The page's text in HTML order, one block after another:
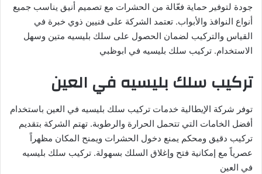
جودة لتوفير حماية فعّالة من الحشرات مع تصميم أنيق يناسب جميع
أنواع النوافذ والأبواب. تعتمد الشركة على فنيين ذوي خبرة في
القياس والتركيب لضمان الحصول على سلك بليسيه متين وسهل
الاستخدام. تركيب سلك بليسيه في ابوظبي
تركيب سلك بليسيه في العين
توفر شركة الإيطالية خدمات تركيب سلك بليسيه في العين باستخدام
أفضل الخامات التي تتحمل الحرارة والرطوبة. تهتم الشركة بتقديم
تركيب دقيق ومحكم يمنع دخول الحشرات ويمنح المكان مظهراً
عصرياً مع إمكانية فتح وإغلاق السلك بسهولة. تركيب سلك بليسيه
في العين